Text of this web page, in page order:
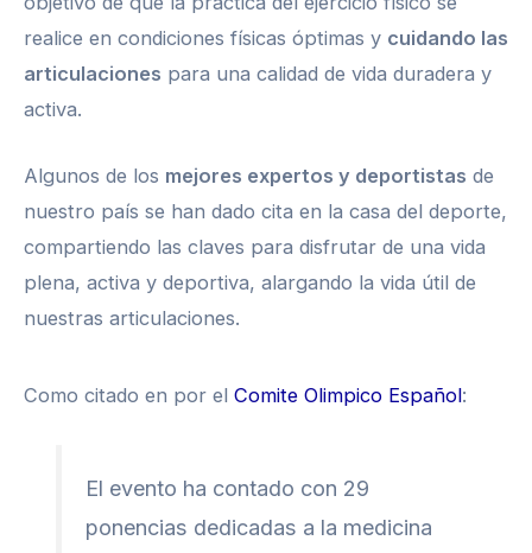
realice en condiciones físicas óptimas y cuidando las
articulaciones para una calidad de vida duradera y
activa.
Algunos de los mejores expertos y deportistas de
nuestro país se han dado cita en la casa del deporte,
compartiendo las claves para disfrutar de una vida
plena, activa y deportiva, alargando la vida útil de
nuestras articulaciones.
Como citado en por el Comite Olimpico Español:
El evento ha contado con 29
ponencias dedicadas a la medicina